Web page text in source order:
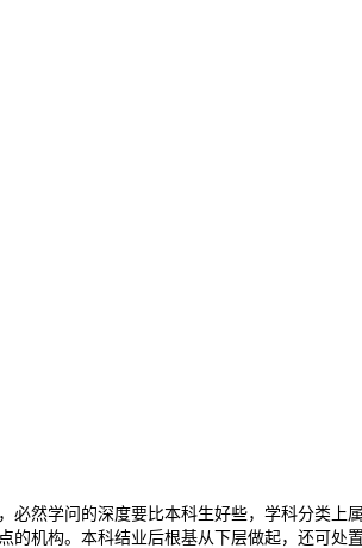
学问的深度要比本科生好些，学科分类上
机构。本科结业后根基从下层做起，还可